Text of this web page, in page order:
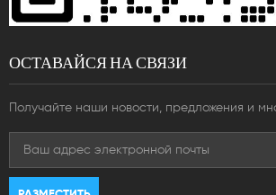
ОСТАВАЙСЯ НА СВЯЗИ
Получайте наши новости, предложения и